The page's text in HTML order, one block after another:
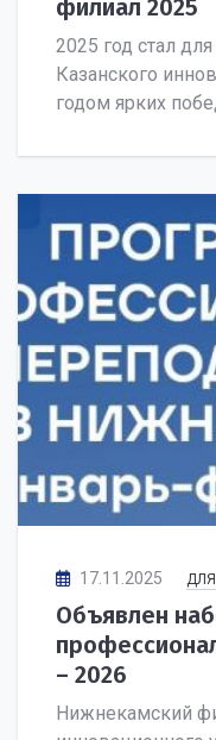
филиал 2025
2025 год стал
Казанского
годом ярких
17.11.2025
Объявлен
– 2026
Нижнекамский